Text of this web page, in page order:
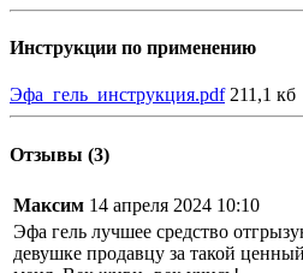
Инструкции по применению
Эфа_гель_инструкция.pdf 211,1 кб
Отзывы (3)
Максим 14 апреля 2024 10:10
Эфа гель лучшее средство
девушке продавцу за такой